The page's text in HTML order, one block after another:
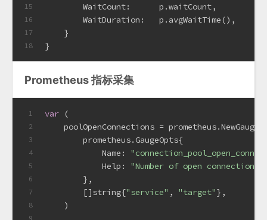
15
16
17
18
        WaitCount:      p.waitCount,
        WaitDuration:   p.avgWaitTime(),
    }
}
Prometheus 指标采集
1
2
3
4
5
6
7
8
9
var (
poolOpenConnections =
        prometheus.GaugeOpts{
            Name:
            Help:
"Number of open
        },
        []
string{"service" , "target"},
    )